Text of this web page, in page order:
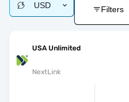
USD Filters
USA Unlimited
NextLink